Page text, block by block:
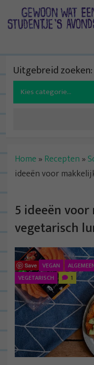
Uitgebreid zoeken:
Search
for:
Home » Recepten »
ideeën voor
5 ideeën
vegetarisch
Save VEGAN
VEGETARISCH
1